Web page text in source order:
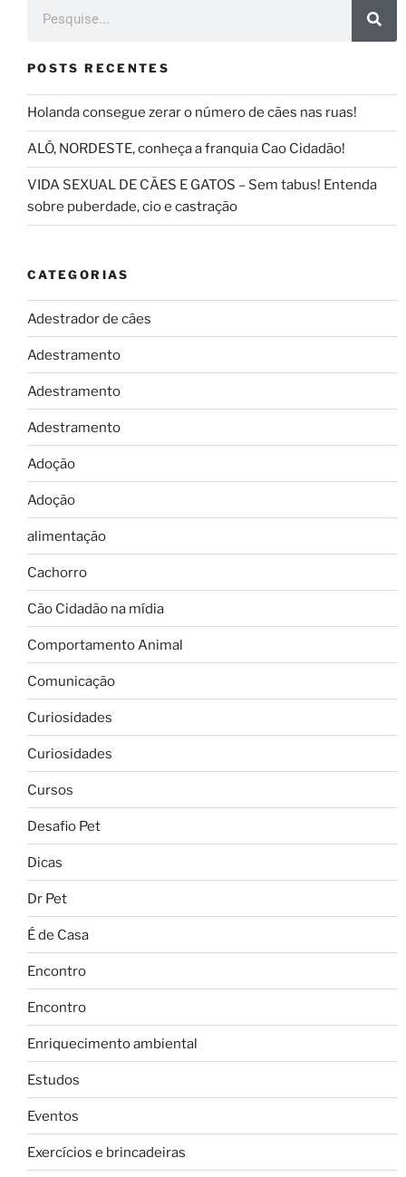
POSTS RECENTES
Holanda consegue zerar o número de cães nas ruas!
ALÔ, NORDESTE, conheça a franquia Cao Cidadão!
VIDA SEXUAL DE CÃES E GATOS – Sem tabus! Entenda
sobre puberdade, cio e castração
CATEGORIAS
Adestrador de cães
Adestramento
Adestramento
Adestramento
Adoção
Adoção
alimentação
Cachorro
Cão Cidadão na mídia
Comportamento Animal
Comunicação
Curiosidades
Curiosidades
Cursos
Desafio Pet
Dicas
Dr Pet
É de Casa
Encontro
Encontro
Enriquecimento ambiental
Estudos
Eventos
Exercícios e brincadeiras